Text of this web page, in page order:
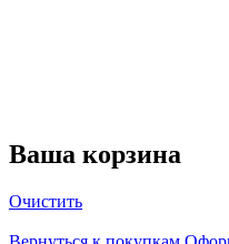
Ваша корзина
Очистить